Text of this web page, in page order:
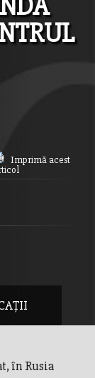
Imprimă acest
în Rusia